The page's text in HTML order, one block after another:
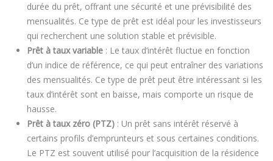
durée du prêt, offrant une sécurité et une prévisibilité des
mensualités. Ce type de prêt est idéal pour les investisseurs
qui recherchent une solution stable et prévisible.
Prêt à taux variable : Le taux d’intérêt fluctue en fonction
d’un indice de référence, ce qui peut entraîner des variations
des mensualités. Ce type de prêt peut être intéressant si les
taux d’intérêt sont en baisse, mais comporte un risque de
hausse.
Prêt à taux zéro (PTZ) : Un prêt sans intérêt réservé à
certains profils d’emprunteurs et sous certaines conditions.
Le PTZ est souvent utilisé pour l’acquisition de la résidence